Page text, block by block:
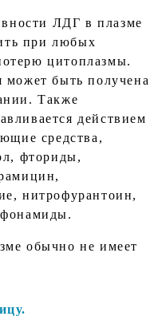
ЛДГ в плазме
при любых
цитоплазмы.
может быть получена
Также
действием
средства,
фториды,
нитрофурантоин,
обычно не имеет